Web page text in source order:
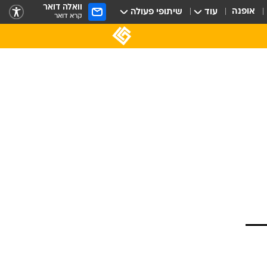
אופנה עוד שיתופי פעולה וואלה דואר
קרא דואר